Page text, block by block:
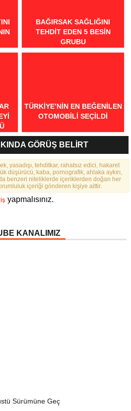
BAĞIRSAK SAĞLIĞINI
TEHDIT EDEN 5 BESIN
GRUBU
TÜRKIYE’NIN EN BEĞENILEN
OTOMOBILI SEÇILDI
GÖRÜŞ BELİRT
yasadışı, tehditkar, rahatsız edici, hakaret
düşürücü, kaba, pornografik, ahlaka aykırı,
benzeri niteliklerde içeriklerden doğan her
içeriği gönderen kişiye aittir.
yapmalısınız.
KANALIMIZ
Sürümüne Geç